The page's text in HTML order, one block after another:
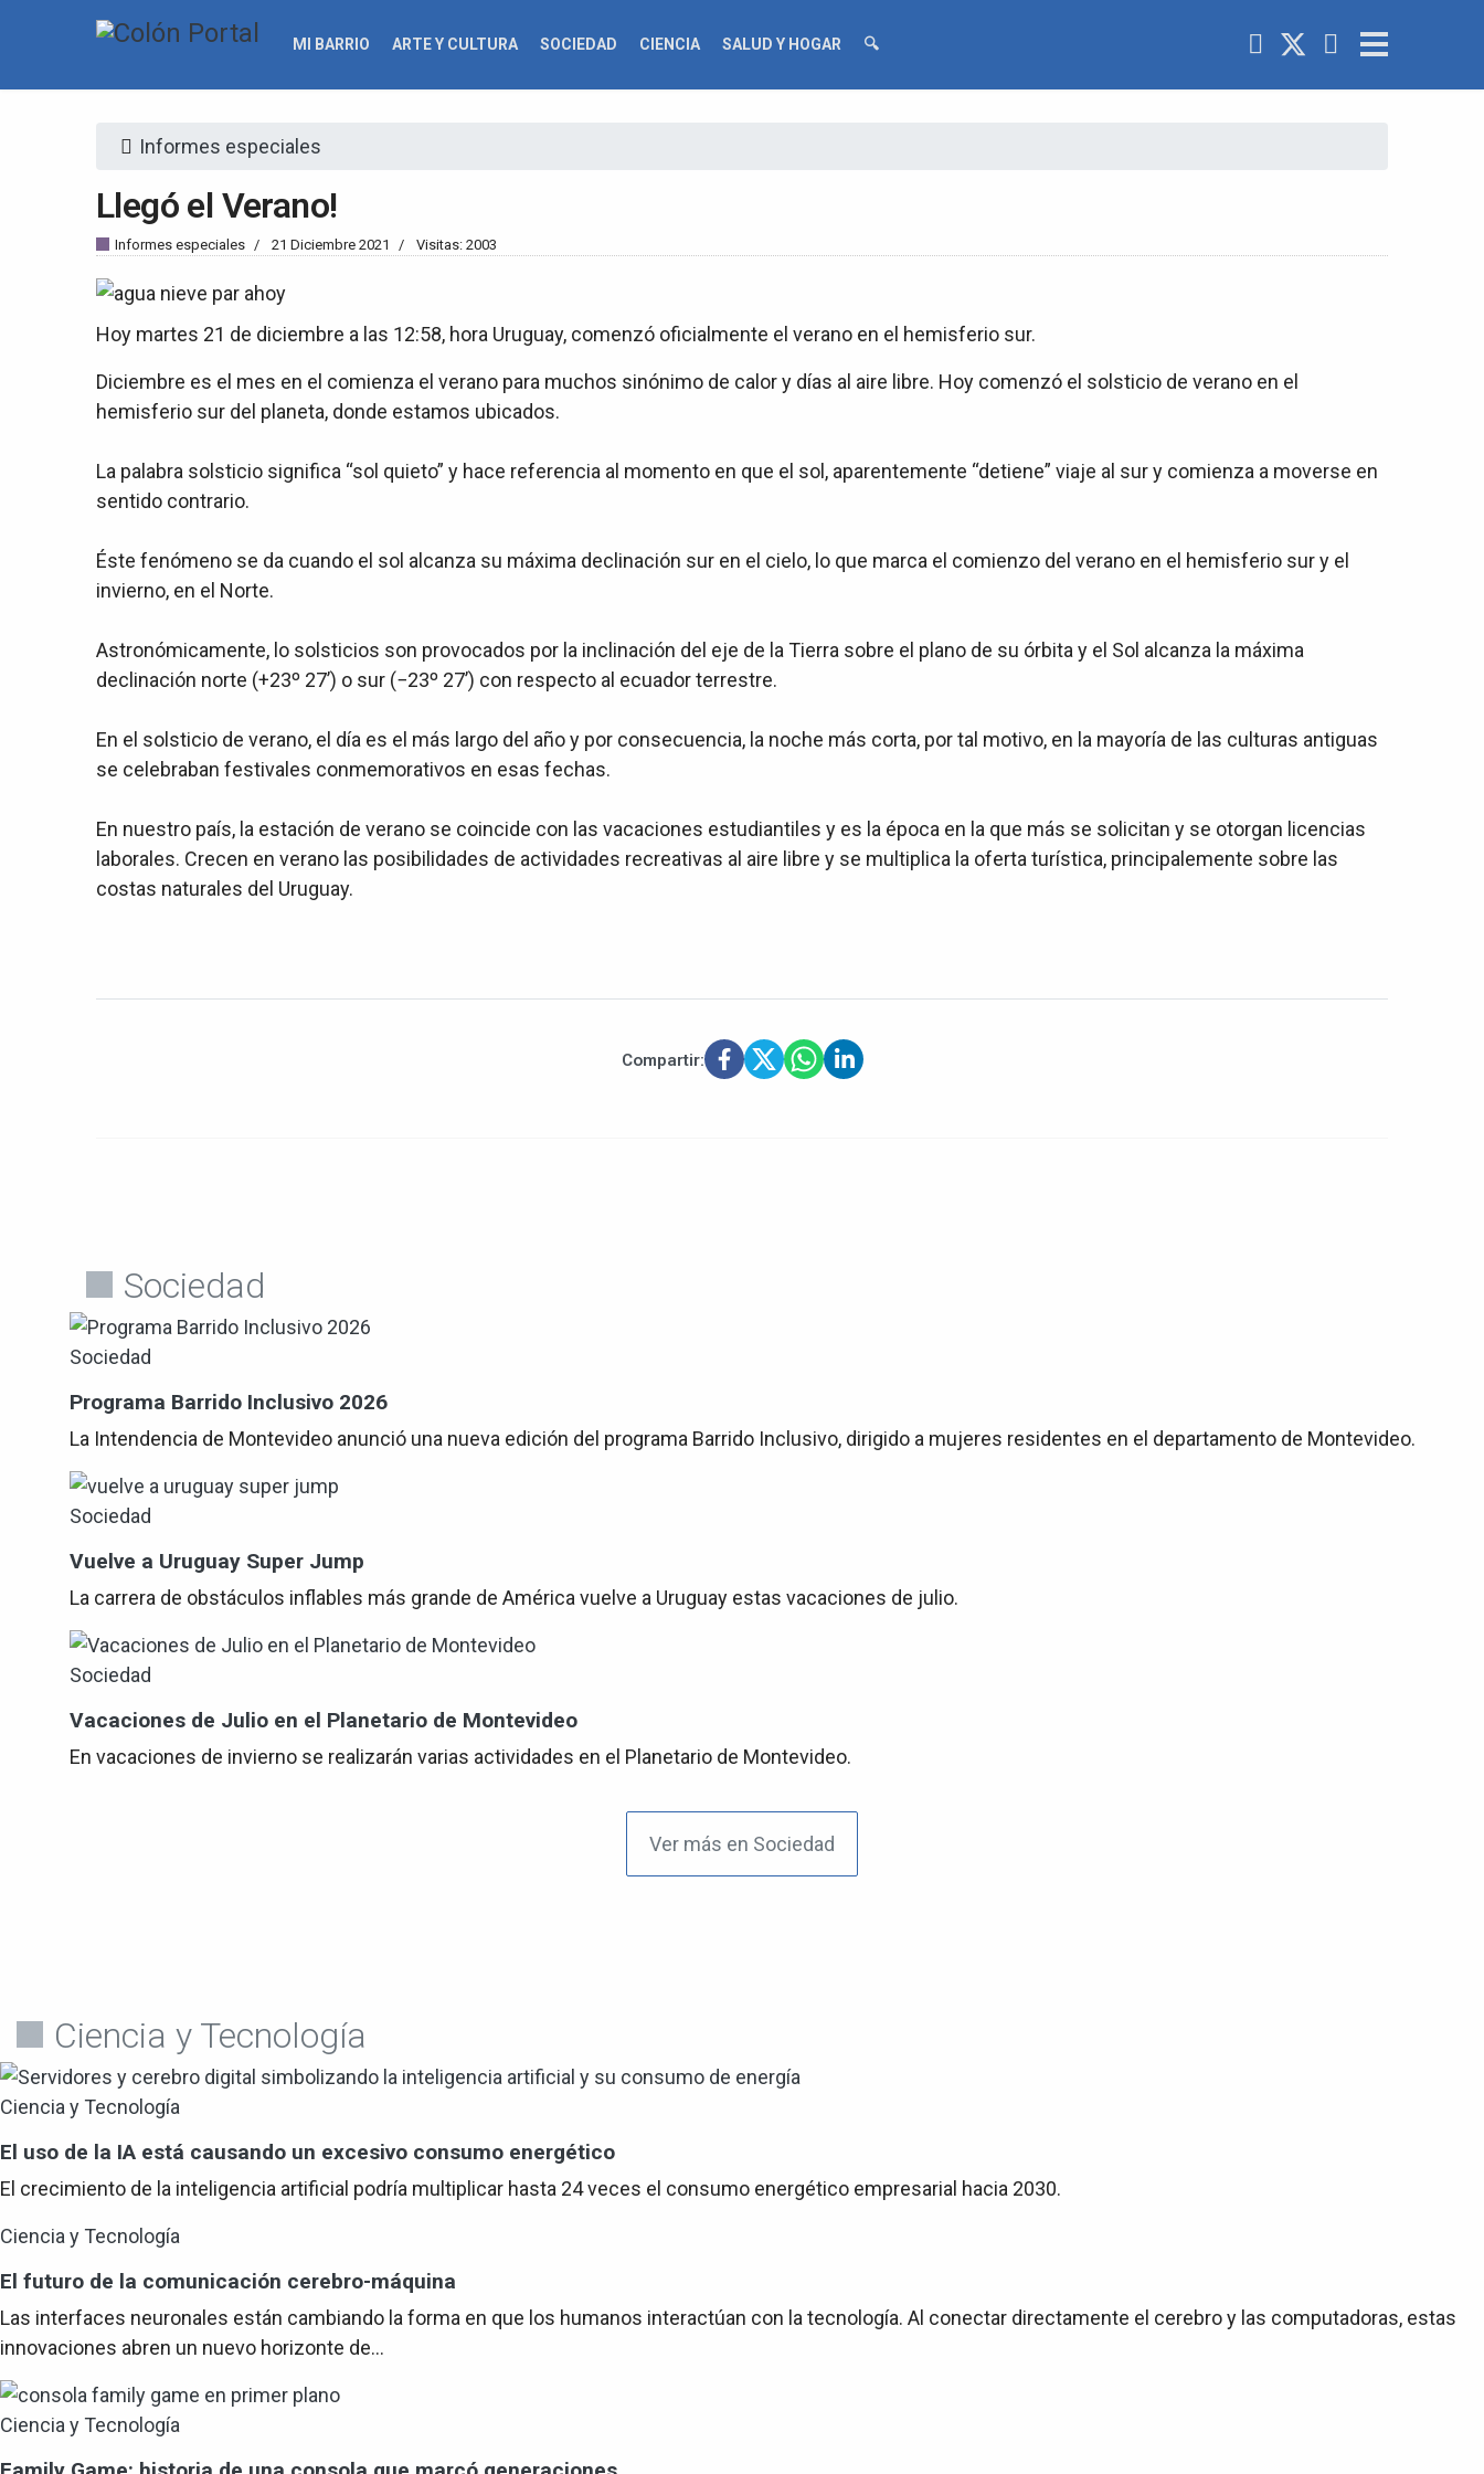
MI BARRIO ARTE Y CULTURA SOCIEDAD CIENCIA SALUD Y HOGAR 🔍
Informes especiales
Llegó el Verano!
Informes especiales 21 Diciembre 2021 Visitas: 2003
Hoy martes 21 de diciembre a las 12:58, hora Uruguay, comenzó oficialmente el verano en el hemisferio sur.
Diciembre es el mes en el comienza el verano para muchos sinónimo de calor y días al aire libre. Hoy comenzó el solsticio de verano en el
hemisferio sur del planeta, donde estamos ubicados.
La palabra solsticio significa “sol quieto” y hace referencia al momento en que el sol, aparentemente “detiene” viaje al sur y comienza a moverse en
sentido contrario.
Éste fenómeno se da cuando el sol alcanza su máxima declinación sur en el cielo, lo que marca el comienzo del verano en el hemisferio sur y el
invierno, en el Norte.
Astronómicamente, lo solsticios son provocados por la inclinación del eje de la Tierra sobre el plano de su órbita y el Sol alcanza la máxima
declinación norte (+23º 27’) o sur (−23º 27’) con respecto al ecuador terrestre.
En el solsticio de verano, el día es el más largo del año y por consecuencia, la noche más corta, por tal motivo, en la mayoría de las culturas antiguas
se celebraban festivales conmemorativos en esas fechas.
En nuestro país, la estación de verano se coincide con las vacaciones estudiantiles y es la época en la que más se solicitan y se otorgan licencias
laborales. Crecen en verano las posibilidades de actividades recreativas al aire libre y se multiplica la oferta turística, principalemente sobre las
costas naturales del Uruguay.
Compartir:
Sociedad
Sociedad
Programa Barrido Inclusivo 2026
La Intendencia de Montevideo anunció una nueva edición del programa Barrido Inclusivo, dirigido a mujeres residentes en el departamento de Montevideo.
Sociedad
Vuelve a Uruguay Super Jump
La carrera de obstáculos inflables más grande de América vuelve a Uruguay estas vacaciones de julio.
Sociedad
Vacaciones de Julio en el Planetario de Montevideo
En vacaciones de invierno se realizarán varias actividades en el Planetario de Montevideo.
Ver más en Sociedad
Ciencia y Tecnología
Ciencia y Tecnología
El uso de la IA está causando un excesivo consumo energético
El crecimiento de la inteligencia artificial podría multiplicar hasta 24 veces el consumo energético empresarial hacia 2030.
Ciencia y Tecnología
El futuro de la comunicación cerebro-máquina
Las interfaces neuronales están cambiando la forma en que los humanos interactúan con la tecnología. Al conectar directamente el cerebro y las computadoras, estas
innovaciones abren un nuevo horizonte de...
Ciencia y Tecnología